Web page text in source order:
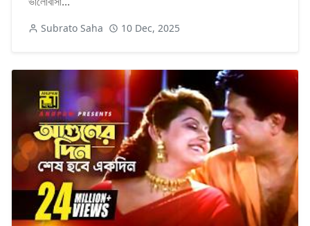
Subrato Saha 10 Dec, 2025